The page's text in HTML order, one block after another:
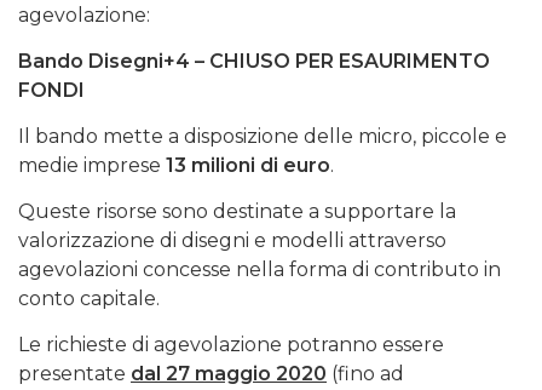
agevolazione:
Bando Disegni+4 – CHIUSO PER ESAURIMENTO
FONDI
Il bando mette a disposizione delle micro, piccole e
medie imprese 13 milioni di euro.
Queste risorse sono destinate a supportare la
valorizzazione di disegni e modelli attraverso
agevolazioni concesse nella forma di contributo in
conto capitale.
Le richieste di agevolazione potranno essere
presentate dal 27 maggio 2020 (fino ad